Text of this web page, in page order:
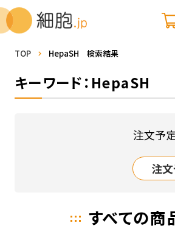
TOP HepaSH 検索結果
キーワード：HepaSH
注文予
注
すべての商